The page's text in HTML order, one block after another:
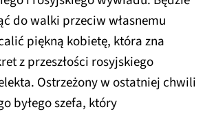
do walki przeciw własnemu
piękną kobietę, która zna
z przeszłości rosyjskiego
Ostrzeżony w ostatniej chwili
byłego szefa, który